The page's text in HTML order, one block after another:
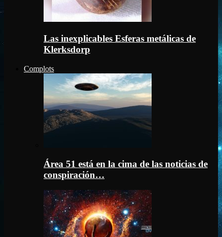
Las inexplicables Esferas metálicas de
Klerksdorp
Complots
Área 51 está en la cima de las noticias de
conspiración…